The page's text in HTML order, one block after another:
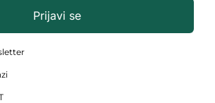
Prijavi se